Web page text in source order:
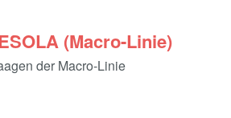
(Macro-Linie)
der Macro-Linie